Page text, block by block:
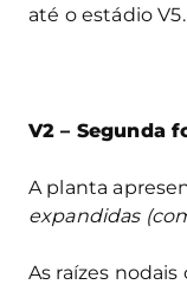
até o estádio V5.
V2 – Segunda
A planta
expandidas
As raízes